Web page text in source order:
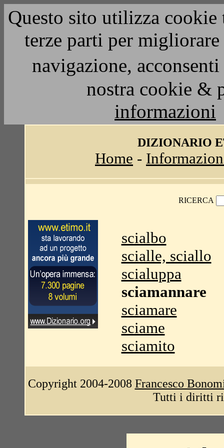
Questo sito utilizza
terze parti per
navigazione,
nostra cookie &
informazioni
DIZIONARIO
Home -
RICERCA
scialbo
scialle, sciallo
scialuppa
sciamannare
sciamare
sciame
sciamito
Copyright 2004-2008 Francesco
Tutti i diritti